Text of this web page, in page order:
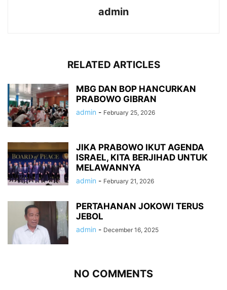
admin
RELATED ARTICLES
MBG DAN BOP HANCURKAN
PRABOWO GIBRAN
admin - February 25, 2026
JIKA PRABOWO IKUT AGENDA
ISRAEL, KITA BERJIHAD UNTUK
MELAWANNYA
admin - February 21, 2026
PERTAHANAN JOKOWI TERUS
JEBOL
admin - December 16, 2025
NO COMMENTS